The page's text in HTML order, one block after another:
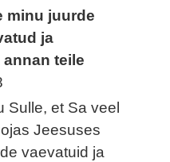
minu juurde
ja
annan teile
Sulle, et Sa veel
Jeesuses
vaevatuid ja